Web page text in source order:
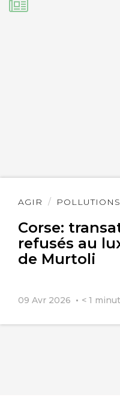
AGIR POLLUTIONS
Corse:
refusés au
de Murtoli
09 Avr 2026 < 1
Lire